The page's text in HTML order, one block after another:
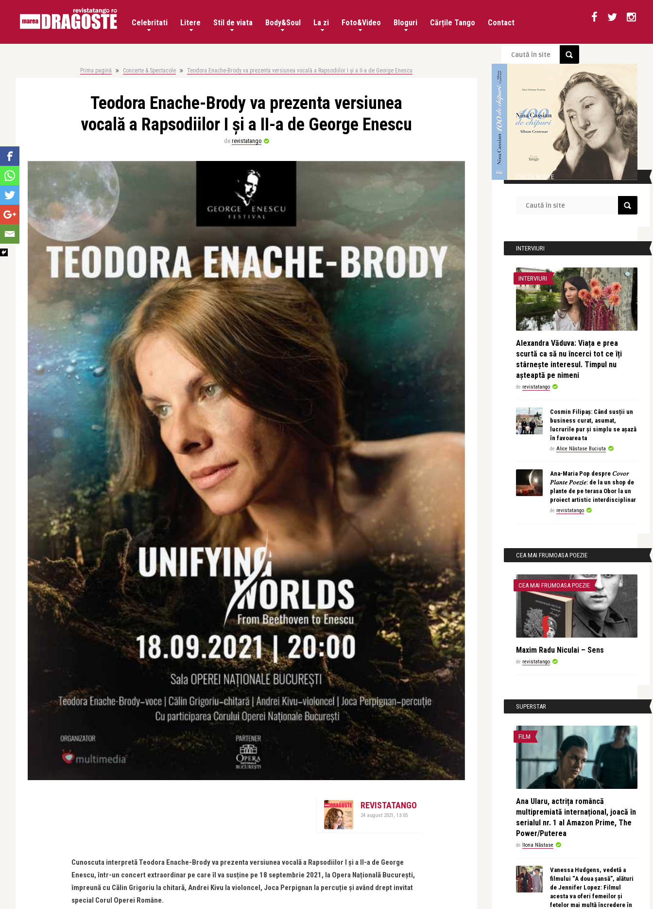
Celebritati Litere Stil de viata Body&Soul La zi Foto&Video Bloguri Cărțile Tango Contact
Prima pagină Concerte & Spectacole Teodora Enache-Brody va prezenta versiunea vocală a Rapsodiilor I și a II-a de George Enescu
Teodora Enache-Brody va prezenta versiunea
vocală a Rapsodiilor I și a II-a de George Enescu
de revistatango
REVISTATANGO
24 august 2021, 13:05
Cunoscuta interpretă Teodora Enache-Brody va prezenta versiunea vocală a Rapsodiilor I și a II-a de George
Enescu, într-un concert extraordinar pe care îl va susține pe 18 septembrie 2021, la Opera Națională București,
împreună cu Călin Grigoriu la chitară, Andrei Kivu la violoncel, Joca Perpignan la percuție și având drept invitat
special Corul Operei Române.
CAUTĂ ÎN SITE
INTERVIURI
INTERVIURI
Alexandra Văduva: Viața e prea
scurtă ca să nu încerci tot ce îți
stârnește interesul. Timpul nu
așteaptă pe nimeni
de revistatango
Cosmin Filipaș: Când susții un
business curat, asumat,
lucrurile pur și simplu se așază
în favoarea ta
de Alice Năstase Buciuta
Ana-Maria Pop despre 𝐶𝑜𝑣𝑜𝑟
𝑃𝑙𝑎𝑛𝑡𝑒 𝑃𝑜𝑒𝑧𝑖𝑒: de la un shop de
plante de pe terasa Obor la un
proiect artistic interdisciplinar
de revistatango
CEA MAI FRUMOASA POEZIE
CEA MAI FRUMOASA POEZIE
Maxim Radu Niculai – Sens
de revistatango
SUPERSTAR
FILM
Ana Ularu, actrița româncă
multipremiată internațional, joacă în
serialul nr. 1 al Amazon Prime, The
Power/Puterea
de Ilona Năstase
Vanessa Hudgens, vedetă a
filmului “A doua șansă”, alături
de Jennifer Lopez: Filmul
acesta va oferi femeilor și
fetelor mai multă încredere în